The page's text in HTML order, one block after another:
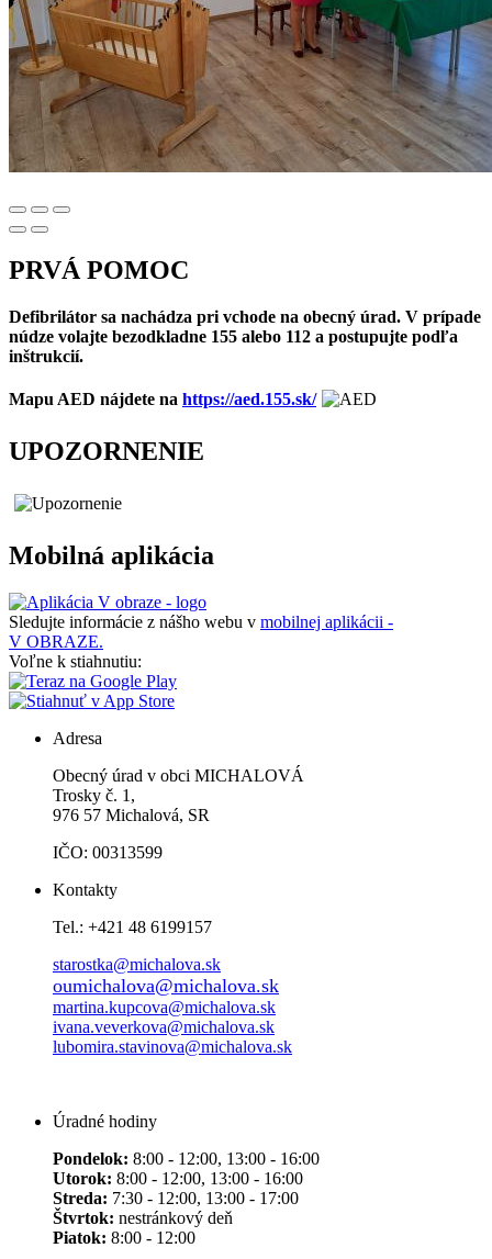
PRVÁ POMOC
Defibrilátor sa nachádza pri vchode na obecný úrad. V prípade
núdze volajte bezodkladne 155 alebo 112 a postupujte podľa
inštrukcií.
Mapu AED nájdete na https://aed.155.sk/
UPOZORNENIE
Mobilná aplikácia
Sledujte informácie z nášho webu v mobilnej aplikácii -
V OBRAZE.
Voľne k stiahnutiu:
Adresa
Obecný úrad v obci MICHALOVÁ
Trosky č. 1,
976 57 Michalová, SR
IČO: 00313599
Kontakty
Tel.: +421 48 6199157
starostka@michalova.sk
oumichalova@michalova.sk
martina.kupcova@michalova.sk
ivana.veverkova@michalova.sk
lubomira.stavinova@michalova.sk
Úradné hodiny
Pondelok: 8:00 - 12:00, 13:00 - 16:00
Utorok: 8:00 - 12:00, 13:00 - 16:00
Streda: 7:30 - 12:00, 13:00 - 17:00
Štvrtok: nestránkový deň
Piatok: 8:00 - 12:00